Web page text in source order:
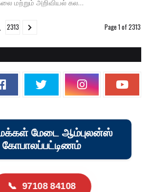
மற்றும் அறிவியல் கல…
Page 1 of 2313
2313
மேடை ஆம்புலன்ஸ்
கோபாலப்பட்டிணம்
📞 97108 84108